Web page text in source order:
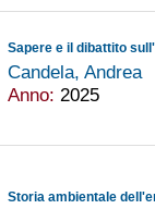
Candela, Andrea
Anno: 2025
Storia ambientale